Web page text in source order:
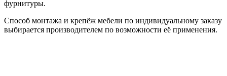
фурнитуры.
Способ монтажа и крепёж мебели по индивидуальному заказу
выбирается производителем по возможности её применения.